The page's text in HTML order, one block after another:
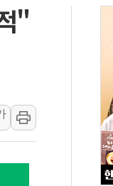
열질환 사망 23명…정
파트 부양, 수도 베이징
계곡서 수위 상승으로
일 '별똥별 멍' 운영…
동해안 시간당 50mm
일하던 90대 숨져…온열
면허 기능시험 오전
주가누르기 방지법'
북 울진 시간당
"